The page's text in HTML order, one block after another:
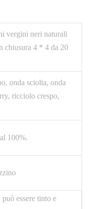
vergini neri naturali
chiusura 4 * 4 da 20
onda sciolta, onda
ricciolo crespo,
100%.
essere tinto e